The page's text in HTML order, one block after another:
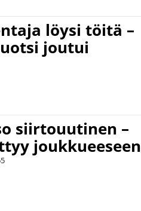
löysi töitä –
joutui
siirtouutinen –
joukkueeseen